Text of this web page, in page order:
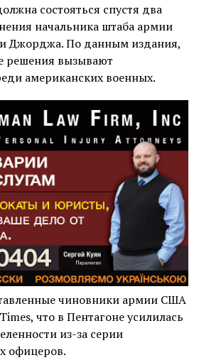
состояться спустя два
начальника штаба армии
Джорджа. По данным издания,
решения вызывают
американских военных.
чиновники армии США
что в Пентагоне усилилась
из-за серии
офицеров.